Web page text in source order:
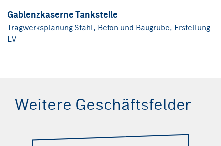
Gablenzkaserne Tankstelle
Tragwerksplanung Stahl, Beton und Baugrube, Erstellung
LV
Weitere Geschäftsfelder